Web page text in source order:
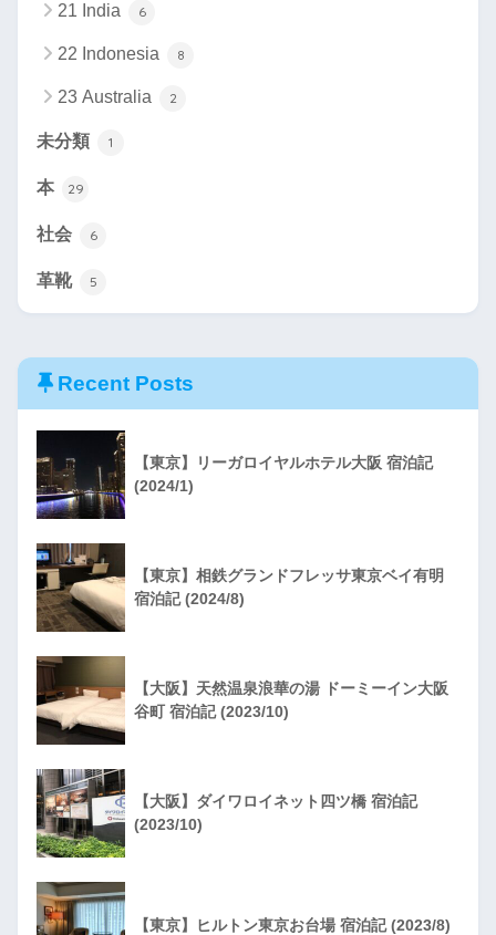
21 India 6
22 Indonesia 8
23 Australia 2
未分類 1
本 29
社会 6
革靴 5
Recent Posts
【東京】リーガロイヤルホテル大阪 宿泊記
(2024/1)
【東京】相鉄グランドフレッサ東京ベイ有明
宿泊記 (2024/8)
【大阪】天然温泉浪華の湯 ドーミーイン大阪
谷町 宿泊記 (2023/10)
【大阪】ダイワロイネット四ツ橋 宿泊記
(2023/10)
【東京】ヒルトン東京お台場 宿泊記 (2023/8)